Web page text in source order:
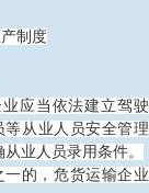
制度
应当依法建立驾驶
等从业人员安全管理
业人员录用条件。
的，危货运输企业